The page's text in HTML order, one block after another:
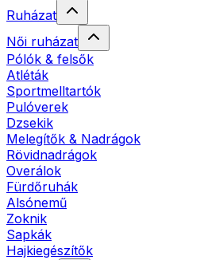
Ruházat
Női ruházat
Pólók & felsők
Atléták
Sportmelltartók
Pulóverek
Dzsekik
Melegítők & Nadrágok
Rövidnadrágok
Overálok
Fürdőruhák
Alsónemű
Zoknik
Sapkák
Hajkiegészítők